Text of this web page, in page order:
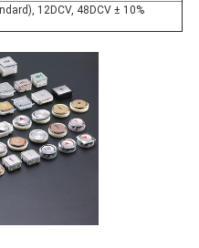
12DCV, 48DCV ± 10%